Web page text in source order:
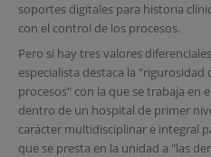
soportes digitales para historia
con el control de los procesos.
Pero si hay tres valores
especialista destaca la
procesos" con la que se trabaja en
dentro de un hospital de primer
carácter multidisciplinar e integral
que se presta en la unidad a "las